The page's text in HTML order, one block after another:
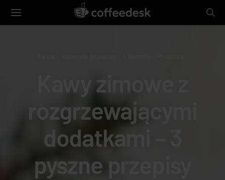
Kawy zimowe z
rozgrzewającymi
dodatkami – 3
pyszne przepisy